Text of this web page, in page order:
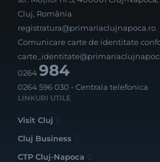
Cluj, România
registratura@primariaclujnapoca.ro
Comunicare carte de identitate
0264984
0264 596 030 - Centrala telefonica
LINKURI UTILE
Visit Cluj
Cluj Business
CTP Cluj-Napoca